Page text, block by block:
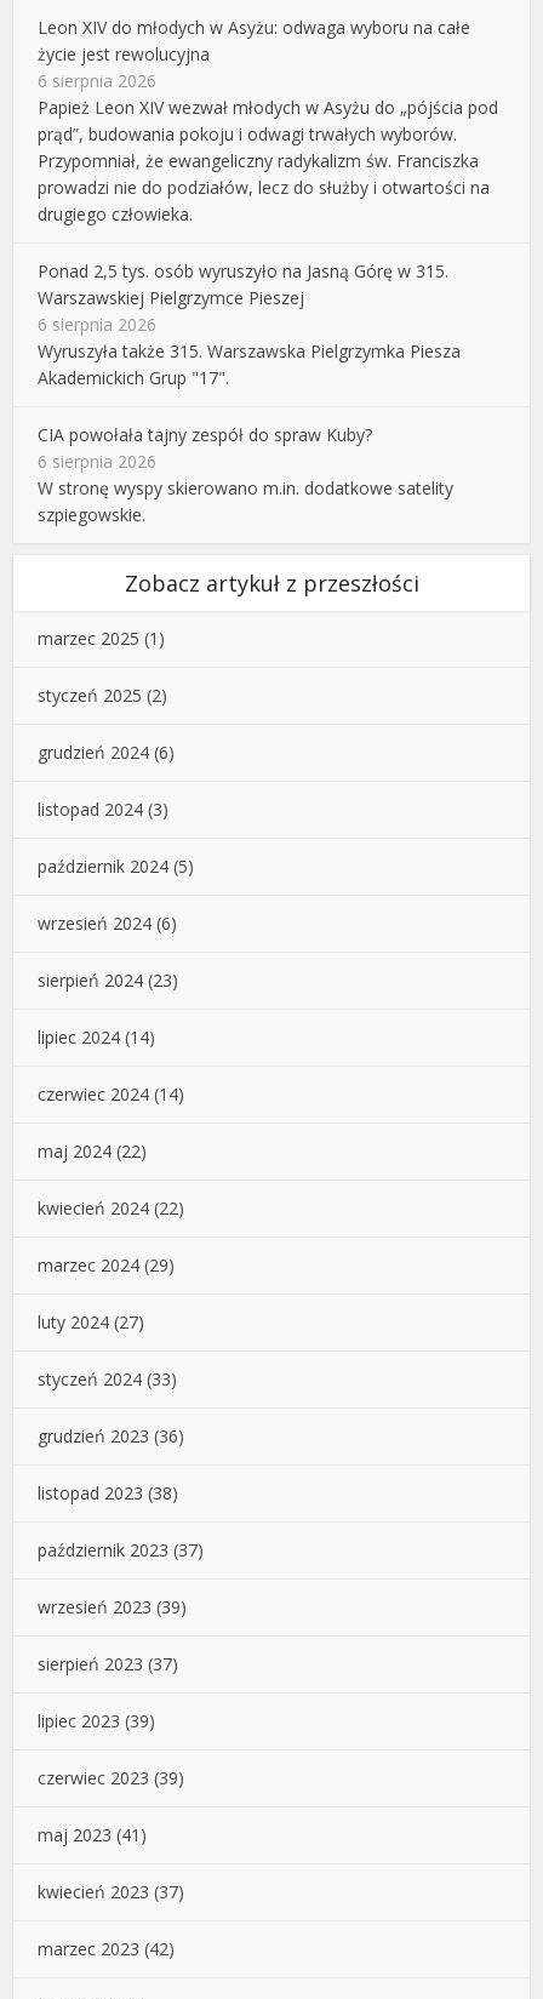
Leon XIV do młodych w Asyżu: odwaga wyboru na całe
życie jest rewolucyjna
6 sierpnia 2026
Papież Leon XIV wezwał młodych w Asyżu do „pójścia pod
prąd”, budowania pokoju i odwagi trwałych wyborów.
Przypomniał, że ewangeliczny radykalizm św. Franciszka
prowadzi nie do podziałów, lecz do służby i otwartości na
drugiego człowieka.
Ponad 2,5 tys. osób wyruszyło na Jasną Górę w 315.
Warszawskiej Pielgrzymce Pieszej
6 sierpnia 2026
Wyruszyła także 315. Warszawska Pielgrzymka Piesza
Akademickich Grup "17".
CIA powołała tajny zespół do spraw Kuby?
6 sierpnia 2026
W stronę wyspy skierowano m.in. dodatkowe satelity
szpiegowskie.
Zobacz artykuł z przeszłości
marzec 2025 (1)
styczeń 2025 (2)
grudzień 2024 (6)
listopad 2024 (3)
październik 2024 (5)
wrzesień 2024 (6)
sierpień 2024 (23)
lipiec 2024 (14)
czerwiec 2024 (14)
maj 2024 (22)
kwiecień 2024 (22)
marzec 2024 (29)
luty 2024 (27)
styczeń 2024 (33)
grudzień 2023 (36)
listopad 2023 (38)
październik 2023 (37)
wrzesień 2023 (39)
sierpień 2023 (37)
lipiec 2023 (39)
czerwiec 2023 (39)
maj 2023 (41)
kwiecień 2023 (37)
marzec 2023 (42)